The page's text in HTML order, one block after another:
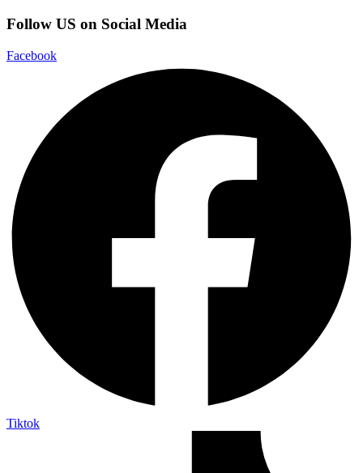
Follow US on Social Media
Facebook
Tiktok